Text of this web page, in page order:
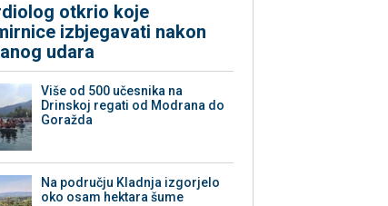
otkrio koje
izbjegavati nakon
udara
Više od 500 učesnika na
Drinskoj regati od Modrana do
Goražda
Na području Kladnja izgorjelo
oko osam hektara šume